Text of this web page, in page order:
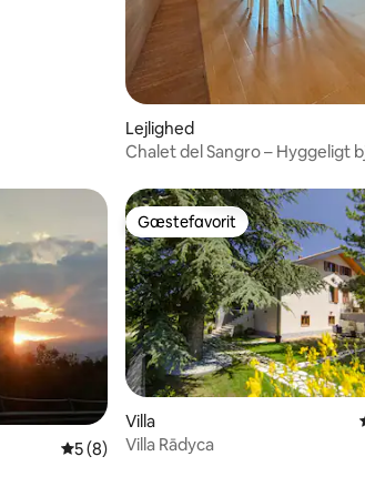
Lejlighed
Chalet del Sangro – Hyggeligt
28 omtaler
5 ud af 5 i gennemsnitlig bedømmelse,
5 (8)
Gæstefavorit
Gæstefavorit
Villa
Villa Rādyca